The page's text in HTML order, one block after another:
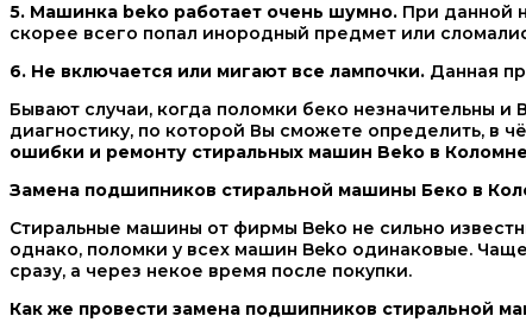
5. Машинка beko работает очень шумно. При данной
скорее всего попал инородный предмет или
6. Не включается или мигают все лампочки. Данная
Бывают случаи, когда поломки беко незначительны
диагностику, по которой Вы сможете определить, в
ошибки и ремонту стиральных машин Beko в Коломне
Замена подшипников стиральной машины Беко в
Стиральные машины от фирмы Beko не сильно
однако, поломки у всех машин Beko одинаковые.
сразу, а через некое время после покупки.
Как же провести замена подшипников стиральной